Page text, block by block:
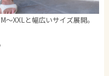
XXLと幅広いサイズ展開。